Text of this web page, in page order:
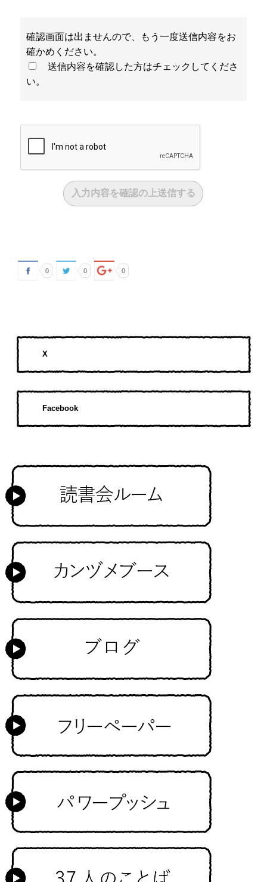
確認画面は出ませんので、もう一度送信内容をお
確かめください。
送信内容を確認した方はチェックしてくださ
い。
0 0 0
X
Facebook